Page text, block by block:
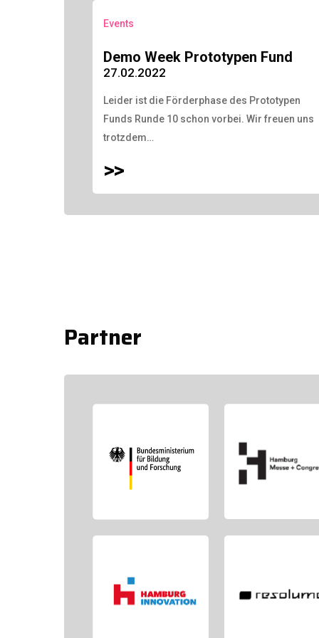
Events
Demo Week Prototypen Fund
27.02.2022
Leider ist die Förderphase des Prototypen
Funds Runde 10 schon vorbei. Wir freuen uns
trotzdem…
>>
Partner